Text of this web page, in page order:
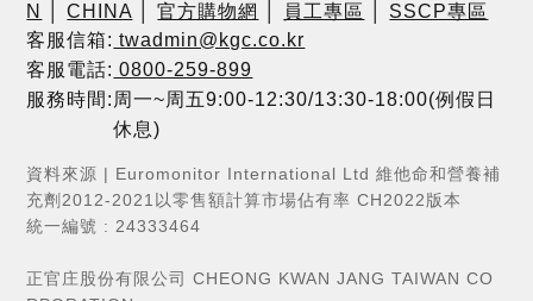
N
│CHINA │官方購物網 員工專區
SSCP專區
客服信箱: twadmin@kgc.co.kr
客服電話: 0800-259-899
服務時間:周一~周五9:00-12:30/13:30-18:00(例假日
休息)
資料來源 | Euromonitor International Ltd 維他命和營養補
充劑2012-2021以零售額計算市場佔有率 CH2022版本
統一編號 : 24333464
正官庄股份有限公司 CHEONG KWAN JANG TAIWAN CO